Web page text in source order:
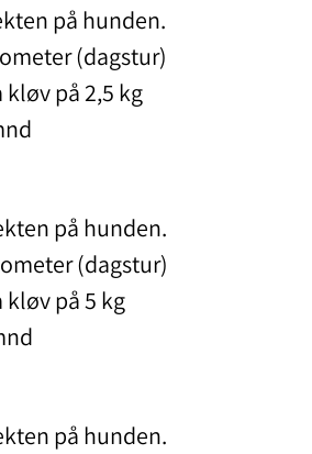
på hunden.
(dagstur)
på 2,5 kg
på hunden.
(dagstur)
kløv på 5 kg
på hunden.